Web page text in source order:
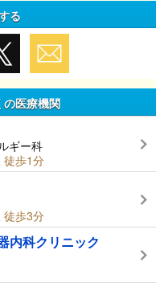
る
の医療機関
ギー科
徒歩1分
徒歩3分
内科クリニック